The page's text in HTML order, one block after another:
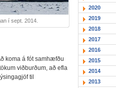
í sept. 2014.
koma á fót samhæfðu
viðburðum, að efla
til
2020
2019
2018
2017
2016
2015
2014
2013